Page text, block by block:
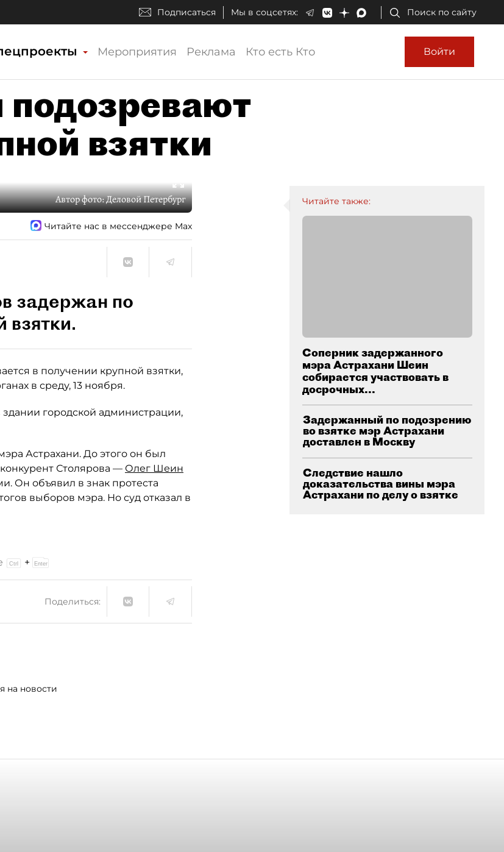
Подписаться Мы в соцсетях: Поиск по сайту
Мероприятия Реклама Кто есть Кто Войти
взятки
Автор фото:Деловой Петербург
Читайте нас в мессенджере Max
задержан по
взятки.
в получении крупной взятки,
в среду, 13 ноября.
городской администрации,
Астрахани. До этого он был
Столярова — Олег Шеин
Он объявил в знак протеста
выборов мэра. Но суд отказал в
Читайте также:
Соперник задержанного
мэра Астрахани Шеин
собирается участвовать в
досрочных...
Задержанный по подозрению
во взятке мэр Астрахани
доставлен в Москву
Следствие нашло
доказательства вины мэра
Астрахани по делу о взятке
+
Поделиться:
на новости